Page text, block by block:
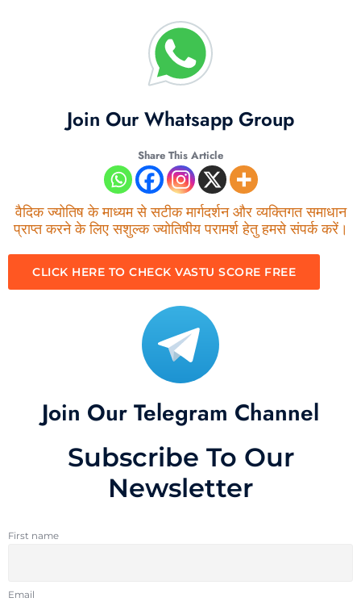
Join Our Whatsapp Group
Share This Article
वैदिक ज्योतिष के माध्यम से सटीक मार्गदर्शन और व्यक्तिगत समाधान
प्राप्त करने के लिए सशुल्क ज्योतिषीय परामर्श हेतु हमसे संपर्क करें।
CLICK HERE TO CHECK VASTU SCORE FREE
Join Our Telegram Channel
Subscribe To Our
Newsletter
First name
Email